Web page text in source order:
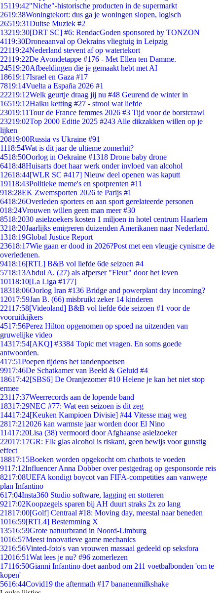
15119:42"Niche"-historische producten in de supermarkt
2619:38Woningtekort: dus ga je woningen slopen, logisch
26519:31Duitse Muziek #2
13219:30[DRT SC] #6: RendacGoden sponsored by TONZON
4119:30Droneaanval op Oekrains vliegtuig in Leipzig
22119:24Nederland stevent af op watertekort
22119:22De Avondetappe #176 - Met Ellen ten Damme.
24519:20Afbeeldingen die je gemaakt hebt met AI
18619:17Israel en Gaza #17
7819:14Vuelta a España 2026 #1
22219:12Welk geurtje draag jij nu #48 Geurend de winter in
16519:12Haiku ketting #27 - strooi wat liefde
23019:11Tour de France femmes 2026 #3 Tijd voor de borstcrawl
23219:02Top 2000 Editie 2025 #243 Alle dikzakken willen op je
lijken
20819:00Russia vs Ukraine #91
1118:54Wat is dit jaar de ultieme zomerhit?
4518:50Oorlog in Oekraïne #1318 Drone baby drone
6418:48Huisarts doet haar werk onder invloed van alcohol
12618:44[WLR SC #417] Nieuw deel openen was kaputt
19118:43Politieke meme's en spotprenten #11
918:28EK Zwemsporten 2026 te Parijs #1
6418:26Overleden sporters en aan sport gerelateerde personen
018:24Vrouwen willen geen man meer #30
8518:2030 asielzoekers kosten 1 miljoen in hotel centrum Haarlem
3218:20Jaarlijks emigreren duizenden Amerikanen naar Nederland.
1318:19Global Justice Report
23618:17Wie gaan er dood in 2026?Post met een vleugje cynisme de
overledenen.
9418:16[RTL] B&B vol liefde 6de seizoen #4
5718:13Abdul A. (27) als afperser "Fleur" door het leven
10118:10[La Liga #177]
18318:06Oorlog Iran #136 Bridge and powerplant day incoming?
12017:59Jan B. (66) misbruikt zeker 14 kinderen
22117:58[Videoland] B&B vol liefde 6de seizoen #1 voor de
vooruitkijkers
4517:56Perez Hilton opgenomen op spoed na uitzenden van
gruwelijke video
14317:54[AKQ] #3384 Topic met vragen. En soms goede
antwoorden.
417:51Poepen tijdens het tandenpoetsen
9917:46De Schatkamer van Beeld & Geluid #4
18617:42[SBS6] De Oranjezomer #10 Helene je kan het niet stop
ermee
23117:37Weerrecords aan de lopende band
18317:29NEC #77: Wat een seizoen is dit zeg
14417:24[Keuken Kampioen Divisie] #44 Vitesse mag weg
2817:21 2026 kan warmste jaar worden door El Nino
11417:20Lisa (38) vermoord door Afghaanse asielzoeker
22017:17GR: Elk glas alcohol is riskant, geen bewijs voor gunstig
effect
18817:15Boeken worden opgekocht om chatbots te voeden
9117:12Influencer Anna Dobber over pestgedrag op gesponsorde reis
8217:08UEFA kondigt boycot van FIFA-competities aan vanwege
plan Infantino
617:04Insta360 Studio software, lagging en stotteren
9217:02Koopzegels sparen bij AH duurt straks 2x zo lang
21817:00[Golf] Centraal #18: Moving day, meestal naar beneden
1016:59[RTL4] Bestemming X
13516:59Grote natuurbrand in Noord-Limburg
1016:57Meest innovatieve game mechanics
3216:56Vinted-foto's van vrouwen massaal gedeeld op seksfora
12016:51Wat lees je nu? #96 zomerlezen
17116:50Gianni Infantino doet aanbod om 211 voetbalbonden 'om te
kopen'
5616:44Covid19 the aftermath #17 bananenmilkshake